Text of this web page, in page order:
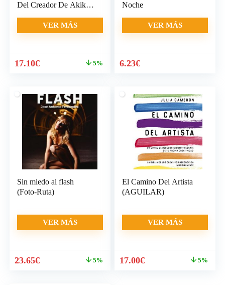
Del Creador De Akiko
VER MÁS
El
era:
18.00€.
17.10€El
es:
17.10€.
5%
Noche
VER MÁS
6.23€
Sin miedo al flash
(Foto-Ruta)
VER MÁS
El
23.65€El
5%
El Camino Del Artista
(AGUILAR)
VER MÁS
El
17.00€El
5%